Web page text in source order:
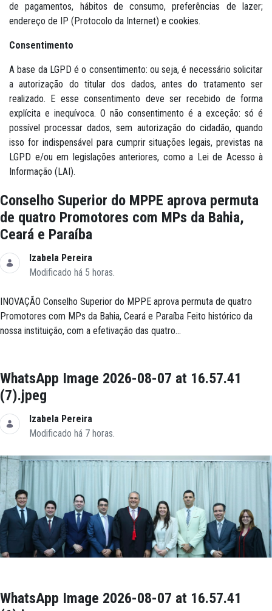
de pagamentos, hábitos de consumo, preferências de lazer;
endereço de IP (Protocolo da Internet) e cookies.
Consentimento
A base da LGPD é o consentimento: ou seja, é necessário solicitar
a autorização do titular dos dados, antes do tratamento ser
realizado. E esse consentimento deve ser recebido de forma
explícita e inequívoca. O não consentimento é a exceção: só é
possível processar dados, sem autorização do cidadão, quando
isso for indispensável para cumprir situações legais, previstas na
LGPD e/ou em legislações anteriores, como a Lei de Acesso à
Informação (LAI).
Conselho Superior do MPPE aprova permuta
de quatro Promotores com MPs da Bahia,
Ceará e Paraíba
Izabela Pereira
Modificado há 5 horas.
INOVAÇÃO Conselho Superior do MPPE aprova permuta de quatro
Promotores com MPs da Bahia, Ceará e Paraíba Feito histórico da
nossa instituição, com a efetivação das quatro...
WhatsApp Image 2026-08-07 at 16.57.41
(7).jpeg
Izabela Pereira
Modificado há 7 horas.
WhatsApp Image 2026-08-07 at 16.57.41